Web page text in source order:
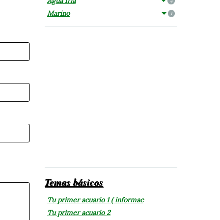
Marino 1
Temas básicos
Tu primer acuario 1 ( informac
Tu primer acuario 2